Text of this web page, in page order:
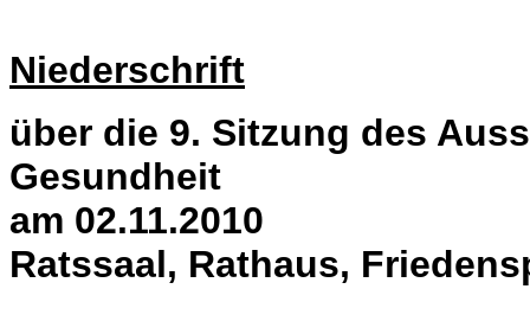
Niederschrift
über die 9. Sitzung des
Gesundheit
am 02.11.2010
Ratssaal, Rathaus,